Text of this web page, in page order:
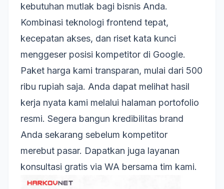
kebutuhan mutlak bagi bisnis Anda.
Kombinasi teknologi frontend tepat,
kecepatan akses, dan riset kata kunci
menggeser posisi kompetitor di Google.
Paket harga kami transparan, mulai dari 500
ribu rupiah saja. Anda dapat melihat hasil
kerja nyata kami melalui halaman portofolio
resmi. Segera bangun kredibilitas brand
Anda sekarang sebelum kompetitor
merebut pasar. Dapatkan juga layanan
konsultasi gratis via WA bersama tim kami.